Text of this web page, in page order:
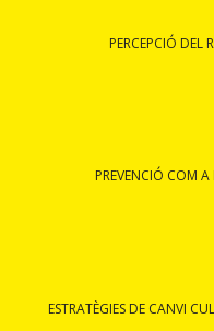
PERCEPCIÓ DEL
PREVENCIÓ COM
ESTRATÈGIES DE CANVI